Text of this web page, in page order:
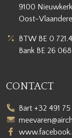
9100
Oost-
BTW BE 0
Bank BE 26
CONTACT
Bart +32 491